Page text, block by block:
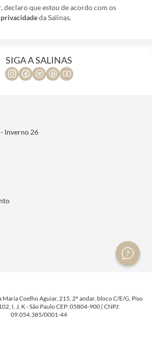
declaro que estou de acordo com os
da Salinas.
SIGA A SALINAS
Inverno 26
Maria Coelho Aguiar, 215, 2º andar, bloco C/E/G, Piso
I, J, K - São Paulo CEP: 05804-900 | CNPJ:
09.054.385/0001-44